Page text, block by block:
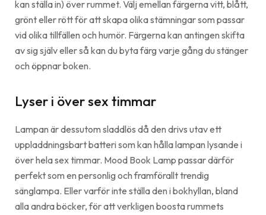
kan ställa in) över rummet. Välj emellan färgerna vitt, blått,
grönt eller rött för att skapa olika stämningar som passar
vid olika tillfällen och humör. Färgerna kan antingen skifta
av sig själv eller så kan du byta färg varje gång du stänger
och öppnar boken.
Lyser i över sex timmar
Lampan är dessutom sladdlös då den drivs utav ett
uppladdningsbart batteri som kan hålla lampan lysande i
över hela sex timmar. Mood Book Lamp passar därför
perfekt som en personlig och framförallt trendig
sänglampa. Eller varför inte ställa den i bokhyllan, bland
alla andra böcker, för att verkligen boosta rummets